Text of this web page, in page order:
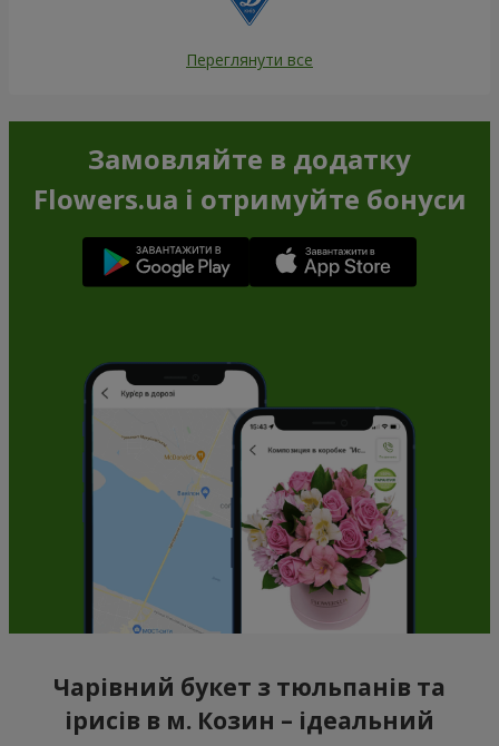
Переглянути все
Замовляйте в додатку
Flowers.ua і отримуйте бонуси
Чарівний букет з тюльпанів та
ірисів в м. Козин – ідеальний